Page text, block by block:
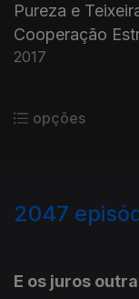
Pureza e
Cooperação
2017
opções
2047
E os juros